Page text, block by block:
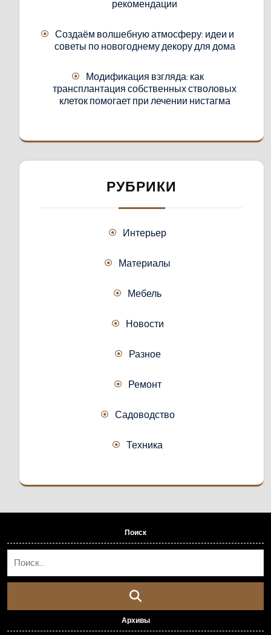
рекомендации
Создаём волшебную атмосферу: идеи и
советы по новогоднему декору для дома
Модификация взгляда: как
трансплантация собственных стволовых
клеток помогает при лечении нистагма
РУБРИКИ
Интерьер
Материалы
Мебель
Новости
Разное
Ремонт
Садоводство
Техника
Поиск
Архивы